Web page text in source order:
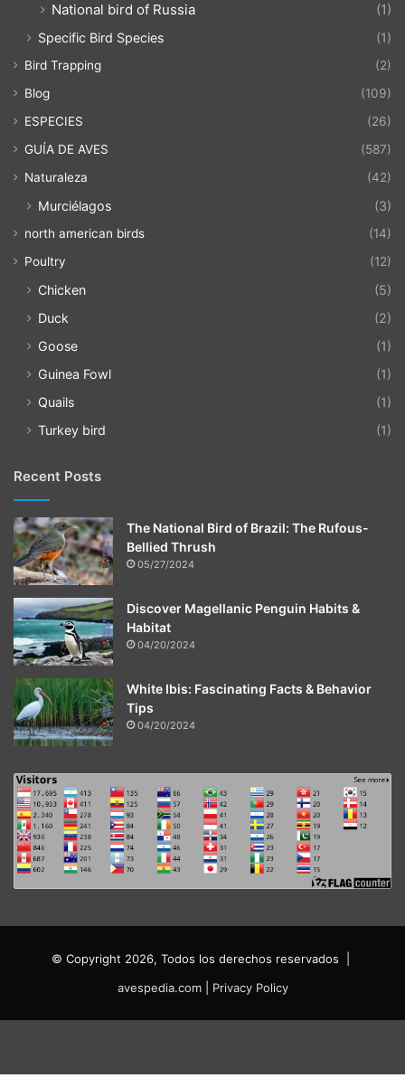
National bird of Russia
(1)
Specific Bird Species (1)
Bird Trapping
(2)
Blog
(109)
ESPECIES
(26)
GUÍA DE AVES
(587)
Naturaleza
(42)
Murciélagos (3)
north american birds
(14)
Poultry
(12)
Chicken
(5)
Duck
(2)
Goose
(1)
Guinea Fowl
(1)
Quails
(1)
Turkey bird
(1)
Recent Posts
The National Bird of Brazil: The Rufous-
Bellied Thrush
05/27/2024
Discover Magellanic Penguin Habits &
Habitat
04/20/2024
White Ibis: Fascinating Facts & Behavior
Tips
04/20/2024
© Copyright 2026, Todos los derechos reservados |
avespedia.com| Privacy Policy